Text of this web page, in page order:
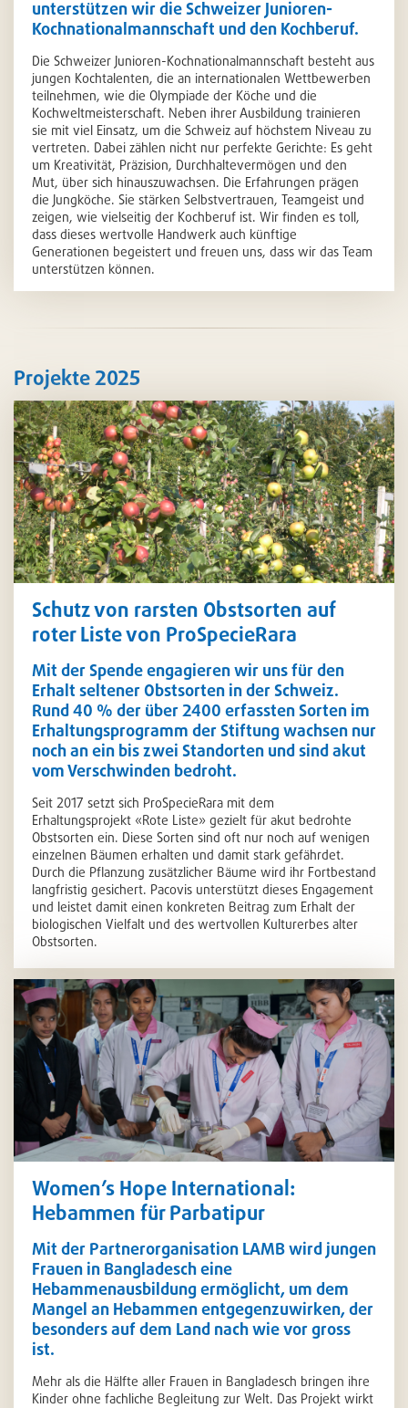
unterstützen wir die Schweizer Junioren-
Kochnationalmannschaft und den Kochberuf.
Die Schweizer Junioren-Kochnationalmannschaft besteht aus
jungen Kochtalenten, die an internationalen Wettbewerben
teilnehmen, wie die Olympiade der Köche und die
Kochweltmeisterschaft. Neben ihrer Ausbildung trainieren
sie mit viel Einsatz, um die Schweiz auf höchstem Niveau zu
vertreten. Dabei zählen nicht nur perfekte Gerichte: Es geht
um Kreativität, Präzision, Durchhaltevermögen und den
Mut, über sich hinauszuwachsen. Die Erfahrungen prägen
die Jungköche. Sie stärken Selbstvertrauen, Teamgeist und
zeigen, wie vielseitig der Kochberuf ist. Wir finden es toll,
dass dieses wertvolle Handwerk auch künftige
Generationen begeistert und freuen uns, dass wir das Team
unterstützen können.
Projekte 2025
Schutz von rarsten Obstsorten auf
roter Liste von ProSpecieRara
Mit der Spende engagieren wir uns für den
Erhalt seltener Obstsorten in der Schweiz.
Rund 40 % der über 2400 erfassten Sorten im
Erhaltungsprogramm der Stiftung wachsen nur
noch an ein bis zwei Standorten und sind akut
vom Verschwinden bedroht.
Seit 2017 setzt sich ProSpecieRara mit dem
Erhaltungsprojekt «Rote Liste» gezielt für akut bedrohte
Obstsorten ein. Diese Sorten sind oft nur noch auf wenigen
einzelnen Bäumen erhalten und damit stark gefährdet.
Durch die Pflanzung zusätzlicher Bäume wird ihr Fortbestand
langfristig gesichert. Pacovis unterstützt dieses Engagement
und leistet damit einen konkreten Beitrag zum Erhalt der
biologischen Vielfalt und des wertvollen Kulturerbes alter
Obstsorten.
Women’s Hope International:
Hebammen für Parbatipur
Mit der Partnerorganisation LAMB wird jungen
Frauen in Bangladesch eine
Hebammenausbildung ermöglicht, um dem
Mangel an Hebammen entgegenzuwirken, der
besonders auf dem Land nach wie vor gross
ist.
Mehr als die Hälfte aller Frauen in Bangladesch bringen ihre
Kinder ohne fachliche Begleitung zur Welt. Das Projekt wirkt